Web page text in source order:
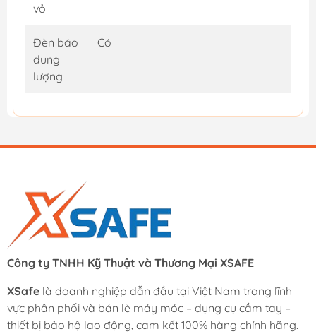
vỏ
Đèn báo
dung
lượng
Có
Công ty TNHH Kỹ Thuật và Thương Mại XSAFE
XSafe là doanh nghiệp dẫn đầu tại Việt Nam trong lĩnh
vực phân phối và bán lẻ máy móc – dụng cụ cầm tay –
thiết bị bảo hộ lao động, cam kết 100% hàng chính hãng.